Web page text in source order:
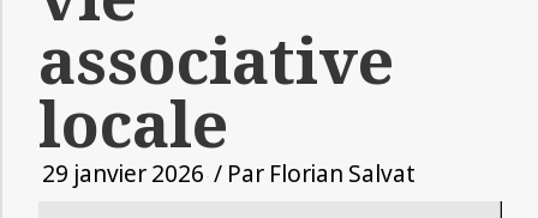
associative
locale
29 janvier 2026 / Par Florian Salvat